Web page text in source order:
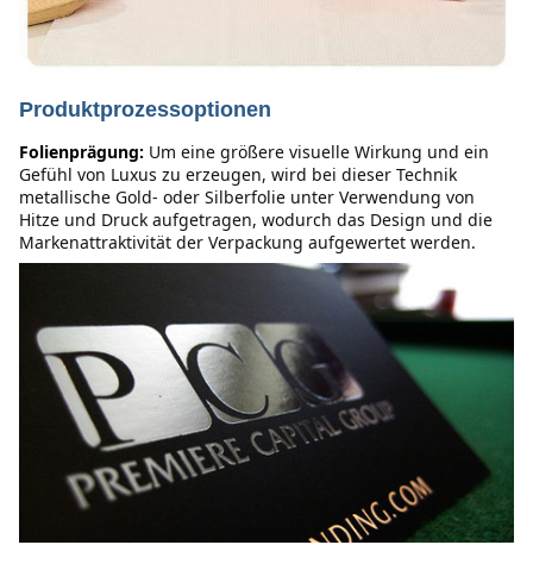
Produktprozessoptionen
Folienprägung: Um eine größere visuelle Wirkung und ein
Gefühl von Luxus zu erzeugen, wird bei dieser Technik
metallische Gold- oder Silberfolie unter Verwendung von
Hitze und Druck aufgetragen, wodurch das Design und die
Markenattraktivität der Verpackung aufgewertet werden.